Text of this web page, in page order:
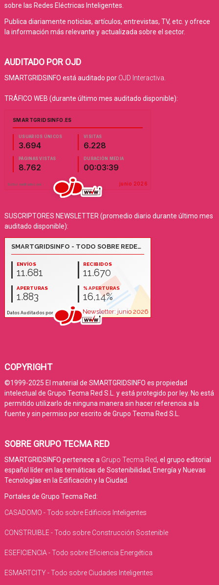
sobre las Redes Eléctricas Inteligentes.
Publica diariamente noticias, artículos, entrevistas, TV, etc. y ofrece
la información más relevante y actualizada sobre el sector.
AUDITADO POR OJD
SMARTGRIDSINFO está auditado por OJD Interactiva.
TRÁFICO WEB (durante último mes auditado disponible):
SUSCRIPTORES NEWSLETTER (promedio diario durante último mes
auditado disponible):
COPYRIGHT
©1999-2025 El material de SMARTGRIDSINFO es propiedad
intelectual de Grupo Tecma Red S.L. y está protegido por ley. No está
permitido utilizarlo de ninguna manera sin hacer referencia a la
fuente y sin permiso por escrito de Grupo Tecma Red S.L.
SOBRE GRUPO TECMA RED
SMARTGRIDSINFO pertenece a Grupo Tecma Red, el grupo editorial
español líder en las temáticas de Sostenibilidad, Energía y Nuevas
Tecnologías en la Edificación y la Ciudad.
Portales de Grupo Tecma Red:
CASADOMO - Todo sobre Edificios Inteligentes
CONSTRUIBLE - Todo sobre Construcción Sostenible
ESEFICIENCIA - Todo sobre Eficiencia Energética
ESMARTCITY - Todo sobre Ciudades Inteligentes